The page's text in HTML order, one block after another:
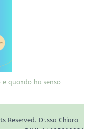
e quando ha senso
Reserved. Dr.ssa Chiara